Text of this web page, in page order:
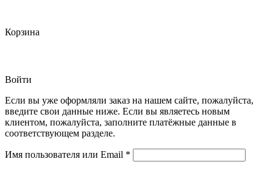
Корзина
Войти
Если вы уже оформляли заказ на нашем сайте, пожалуйста,
введите свои данные ниже. Если вы являетесь новым
клиентом, пожалуйста, заполните платёжные данные в
соответствующем разделе.
Имя пользователя или Email *